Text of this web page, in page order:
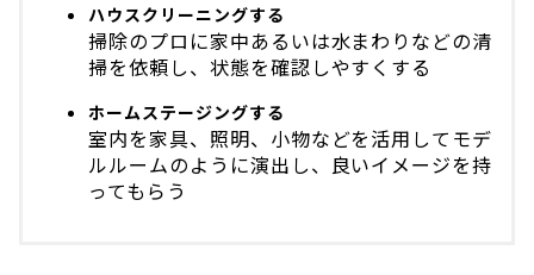
ハウスクリーニングする
掃除のプロに家中あるいは水まわりなどの清
掃を依頼し、状態を確認しやすくする
ホームステージングする
室内を家具、照明、小物などを活用してモデ
ルルームのように演出し、良いイメージを持
ってもらう